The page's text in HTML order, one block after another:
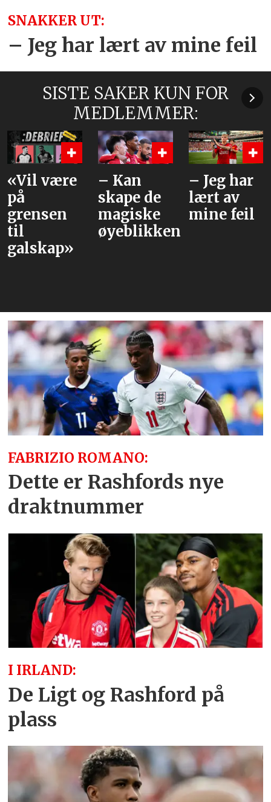
SNAKKER UT:
– Jeg har lært av mine feil
SISTE SAKER KUN FOR
MEDLEMMER:
«Vil være
på
grensen
til
galskap»
– Kan
skape de
magiske
øyeblikkene
– Jeg har
lært av
mine feil
FABRIZIO ROMANO:
Dette er Rashfords nye
draktnummer
I IRLAND:
De Ligt og Rashford på
plass